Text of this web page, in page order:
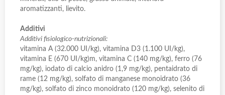
aromatizzanti, lievito.
Additivi
Additivi fisiologico-nutrizionali:
vitamina A (32.000 UI/kg), vitamina D3 (1.100 UI/kg),
vitamina E (670 UI/kg)m, vitamina C (140 mg/kg), ferro (76
mg/kg), iodato di calcio anidro (1,9 mg/kg), pentaidrato di
rame (12 mg/kg), solfato di manganese monoidrato (36
mg/kg), solfato di zinco monoidrato (120 mg/kg), selenito di